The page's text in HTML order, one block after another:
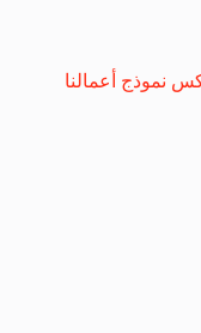
نموذج أعمالنا